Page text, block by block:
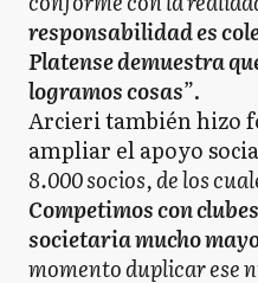
responsabilidad es
Platense demuestra
logramos cosas”.
Arcieri también hizo
ampliar el apoyo
8.000 socios, de los
Competimos con
societaria mucho
momento duplicar ese